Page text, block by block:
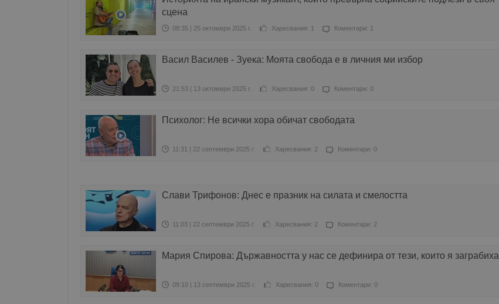
сцена
08:35 | 25 октомври 2025 г. Харесвания: 1 Коментари: 1
Васил Василев - Зуека: Моята свобода е в личния ми избор
21:53 | 13 октомври 2025 г. Харесвания: 0 Коментари: 0
Психолог: Не всички хора обичат свободата
11:31 | 22 септември 2025 г. Харесвания: 2 Коментари: 0
Слави Трифонов: Днес е празник на силата и смелостта
11:03 | 22 септември 2025 г. Харесвания: 2 Коментари: 2
Мария Спирова: Държавността у нас се дефинира от тези, които я заграбиха
09:10 | 13 септември 2025 г. Харесвания: 0 Коментари: 0